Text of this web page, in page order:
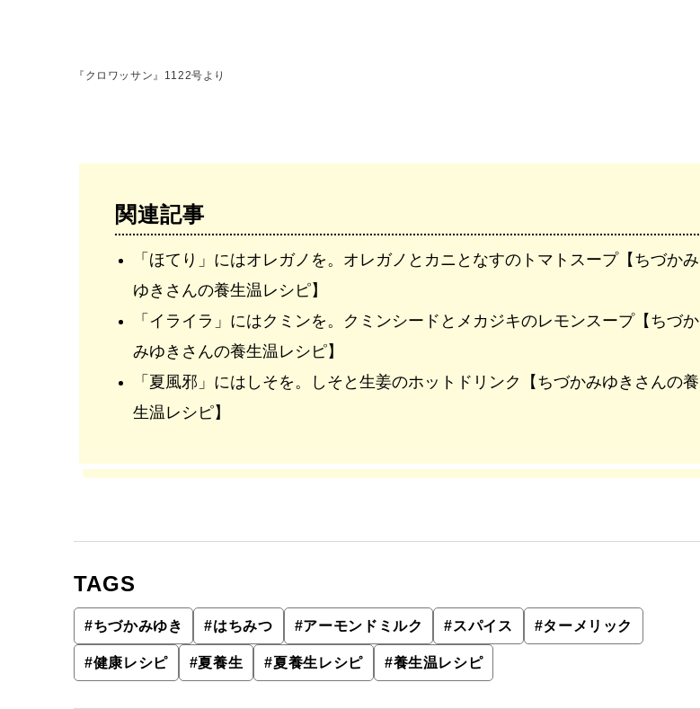
『クロワッサン』1122号より
関連記事
「ほてり」にはオレガノを。オレガノとカニとなすのトマトスープ【ちづかみ
ゆきさんの養生温レシピ】
「イライラ」にはクミンを。クミンシードとメカジキのレモンスープ【ちづか
みゆきさんの養生温レシピ】
「夏風邪」にはしそを。しそと生姜のホットドリンク【ちづかみゆきさんの養
生温レシピ】
TAGS
#ちづかみゆき #はちみつ #アーモンドミルク #スパイス #ターメリック
#健康レシピ #夏養生 #夏養生レシピ #養生温レシピ